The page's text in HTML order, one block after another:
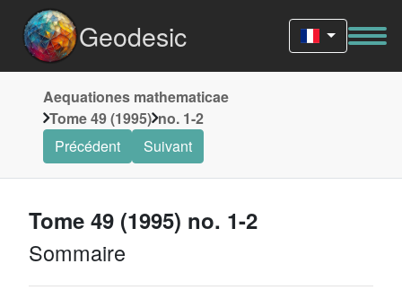
Geodesic
Aequationes mathematicae
Tome 49 (1995) no. 1-2
Précédent
Suivant
Tome 49 (1995) no. 1-2
Sommaire